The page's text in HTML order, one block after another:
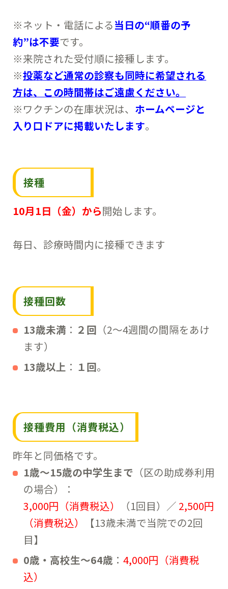
※ネット・電話による当日の“順番の予
約”は不要です。
※来院された受付順に接種します。
※投薬など通常の診察も同時に希望される
方は、この時間帯はご遠慮ください。
※ワクチンの在庫状況は、 ホームページと
入り口ドアに掲載いたします。
接種
10月1日（金）から開始します。
毎日、診療時間内に接種できます
接種回数
13歳未満 ： ２回 （2～4週間の間隔をあけ
ます）
13歳以上 ： １回。
接種費用 （消費税込）
昨年と同価格です。
1歳～15歳の中学生まで （区の助成券利用
の場合）：
3,000円（消費税込）
（1回目）／ 2,500円
（消費税込）
【13歳未満で当院での2回
目】
0歳・高校生～64歳 ：4,000円（消費税
込）